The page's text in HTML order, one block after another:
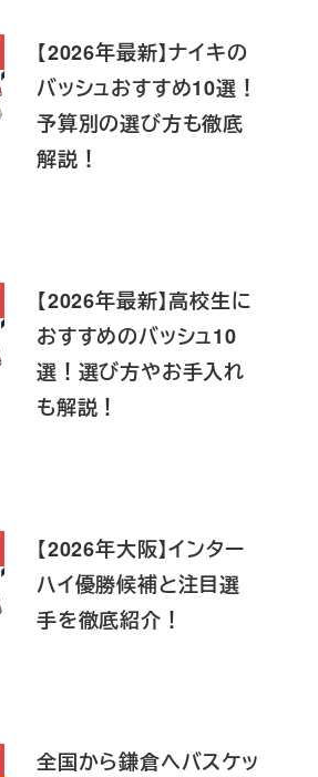
【2026年最新】ナイキの
バッシュおすすめ10選！
予算別の選び方も徹底
解説！
【2026年最新】高校生に
おすすめのバッシュ10
選！選び方やお手入れ
も解説！
【2026年大阪】インター
ハイ優勝候補と注目選
手を徹底紹介！
全国から鎌倉へバスケッ